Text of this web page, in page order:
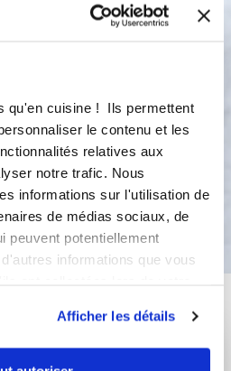
qu'en cuisine ! Ils permettent
le contenu et les
relatives aux
notre trafic. Nous
informations sur l'utilisation de
de médias sociaux, de
peuvent potentiellement
informations que vous
Afficher les détails
fois dans l’orifice du
une poche à douille . Ajouter
Fourrés les avec du Nutella à
d’une poche à douille.
!